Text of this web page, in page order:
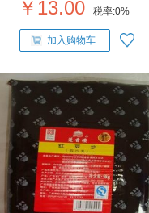
￥13.00 税率:0%
加入购物车